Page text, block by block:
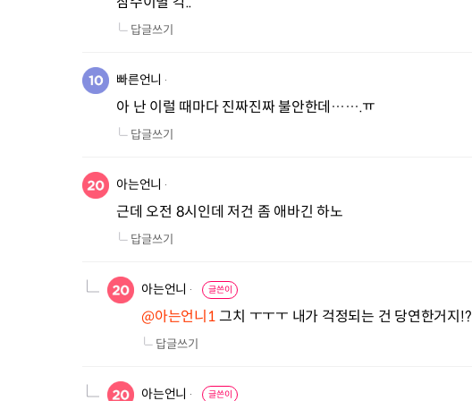
답글쓰기
빠른언니
아 난 이럴 때마다 진짜진짜 불안한데…….ㅠ
답글쓰기
아는언니
근데 오전 8시인데 저건 좀 애바긴 하노
답글쓰기
아는언니 글쓴이
@아는언니1 그치 ㅜㅜㅜ 내가 걱정되는 건 당연한거지!?
답글쓰기
아는언니 글쓴이